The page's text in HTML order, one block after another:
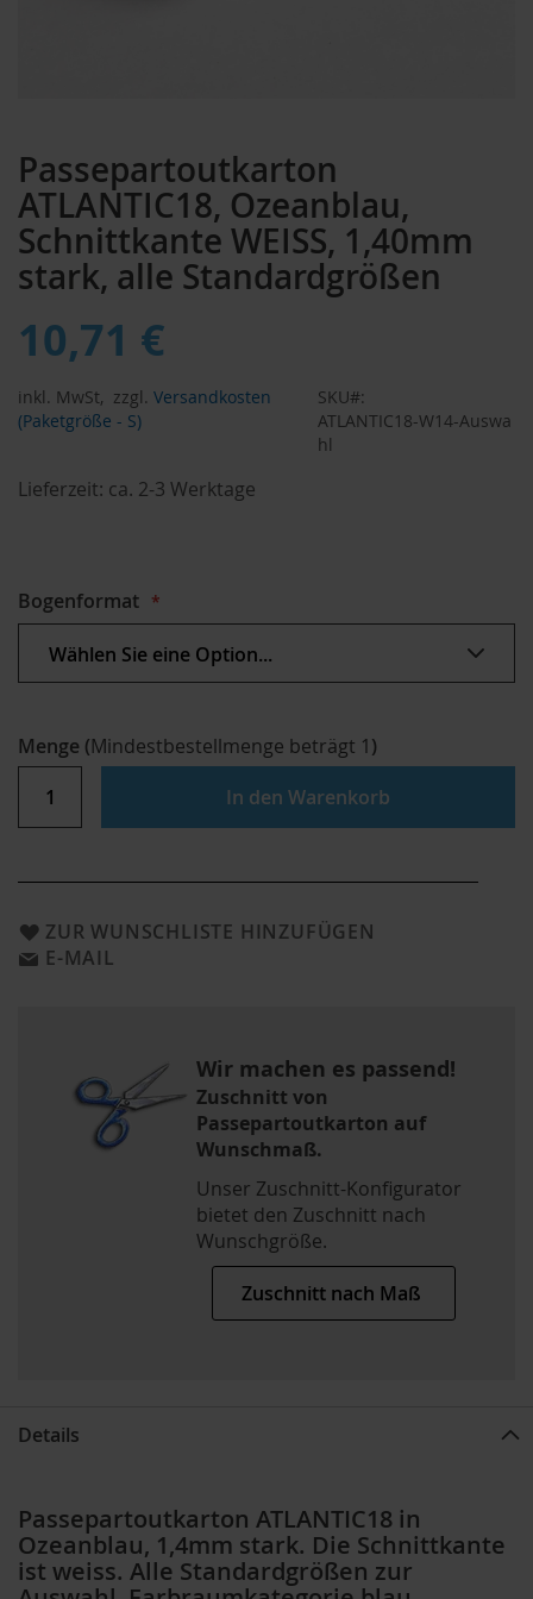
Passepartoutkarton
ATLANTIC18, Ozeanblau,
Schnittkante WEISS, 1,40mm
stark, alle Standardgrößen
10,71 €
inkl. MwSt, zzgl. Versandkosten
(Paketgröße - S)
SKU
ATLANTIC18-W14-Auswa
hl
Lieferzeit: ca. 2-3 Werktage
Bogenformat
Menge (Mindestbestellmenge beträgt 1)
In den Warenkorb
ZUR WUNSCHLISTE HINZUFÜGEN
E-MAIL
Wir machen es passend!
Zuschnitt von
Passepartoutkarton auf
Wunschmaß.
Unser Zuschnitt-Konfigurator
bietet den Zuschnitt nach
Wunschgröße.
Zuschnitt nach Maß
der
Bildergalerie
springen
Details
Passepartoutkarton ATLANTIC18 in
Ozeanblau, 1,4mm stark. Die Schnittkante
ist weiss. Alle Standardgrößen zur